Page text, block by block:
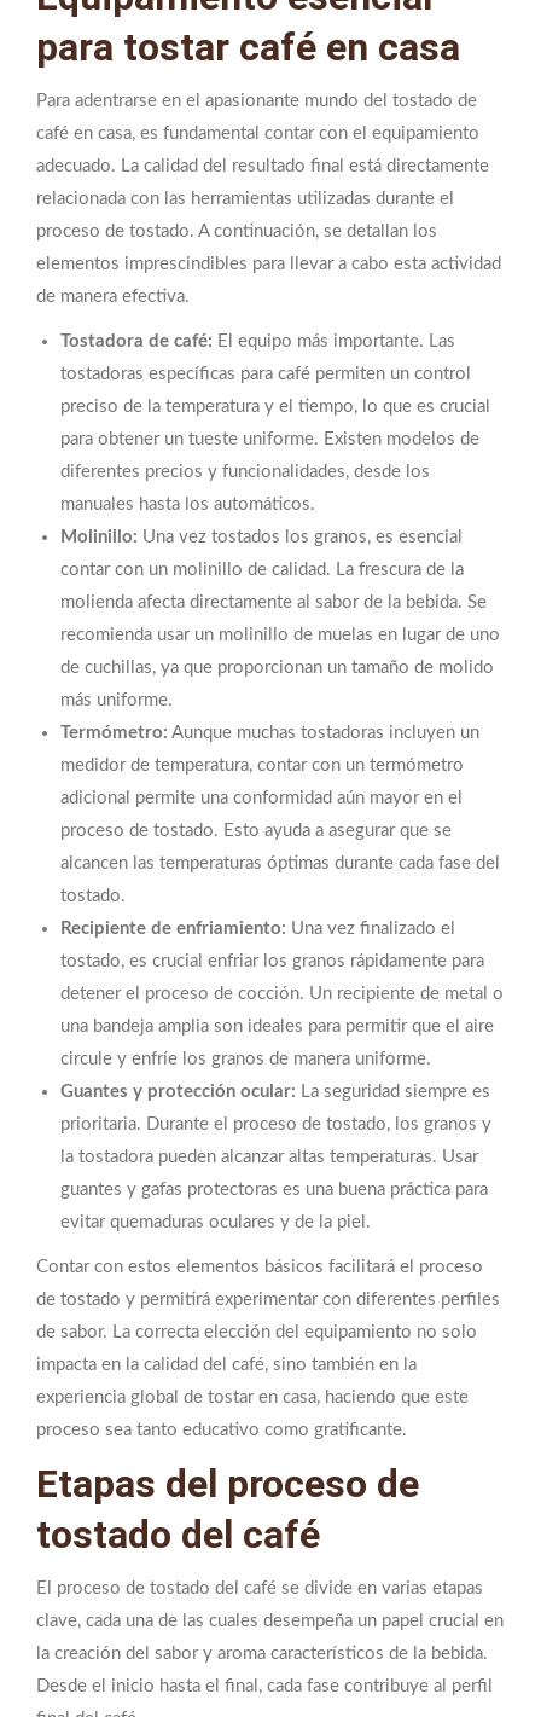
para tostar café en casa
Para adentrarse en el apasionante mundo del tostado de
café en casa, es fundamental contar con el equipamiento
adecuado. La calidad del resultado final está directamente
relacionada con las herramientas utilizadas durante el
proceso de tostado. A continuación, se detallan los
elementos imprescindibles para llevar a cabo esta actividad
de manera efectiva.
Tostadora de café: El equipo más importante. Las
tostadoras específicas para café permiten un control
preciso de la temperatura y el tiempo, lo que es crucial
para obtener un tueste uniforme. Existen modelos de
diferentes precios y funcionalidades, desde los
manuales hasta los automáticos.
Molinillo: Una vez tostados los granos, es esencial
contar con un molinillo de calidad. La frescura de la
molienda afecta directamente al sabor de la bebida. Se
recomienda usar un molinillo de muelas en lugar de uno
de cuchillas, ya que proporcionan un tamaño de molido
más uniforme.
Termómetro: Aunque muchas tostadoras incluyen un
medidor de temperatura, contar con un termómetro
adicional permite una conformidad aún mayor en el
proceso de tostado. Esto ayuda a asegurar que se
alcancen las temperaturas óptimas durante cada fase del
tostado.
Recipiente de enfriamiento: Una vez finalizado el
tostado, es crucial enfriar los granos rápidamente para
detener el proceso de cocción. Un recipiente de metal o
una bandeja amplia son ideales para permitir que el aire
circule y enfríe los granos de manera uniforme.
Guantes y protección ocular: La seguridad siempre es
prioritaria. Durante el proceso de tostado, los granos y
la tostadora pueden alcanzar altas temperaturas. Usar
guantes y gafas protectoras es una buena práctica para
evitar quemaduras oculares y de la piel.
Contar con estos elementos básicos facilitará el proceso
de tostado y permitirá experimentar con diferentes perfiles
de sabor. La correcta elección del equipamiento no solo
impacta en la calidad del café, sino también en la
experiencia global de tostar en casa, haciendo que este
proceso sea tanto educativo como gratificante.
Etapas del proceso de
tostado del café
El proceso de tostado del café se divide en varias etapas
clave, cada una de las cuales desempeña un papel crucial en
la creación del sabor y aroma característicos de la bebida.
Desde el inicio hasta el final, cada fase contribuye al perfil